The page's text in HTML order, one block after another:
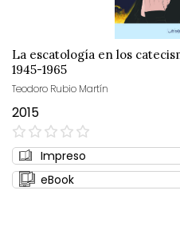
La escatología en los
1945-1965
Teodoro Rubio Martín
2015
0%
Impreso
eBook